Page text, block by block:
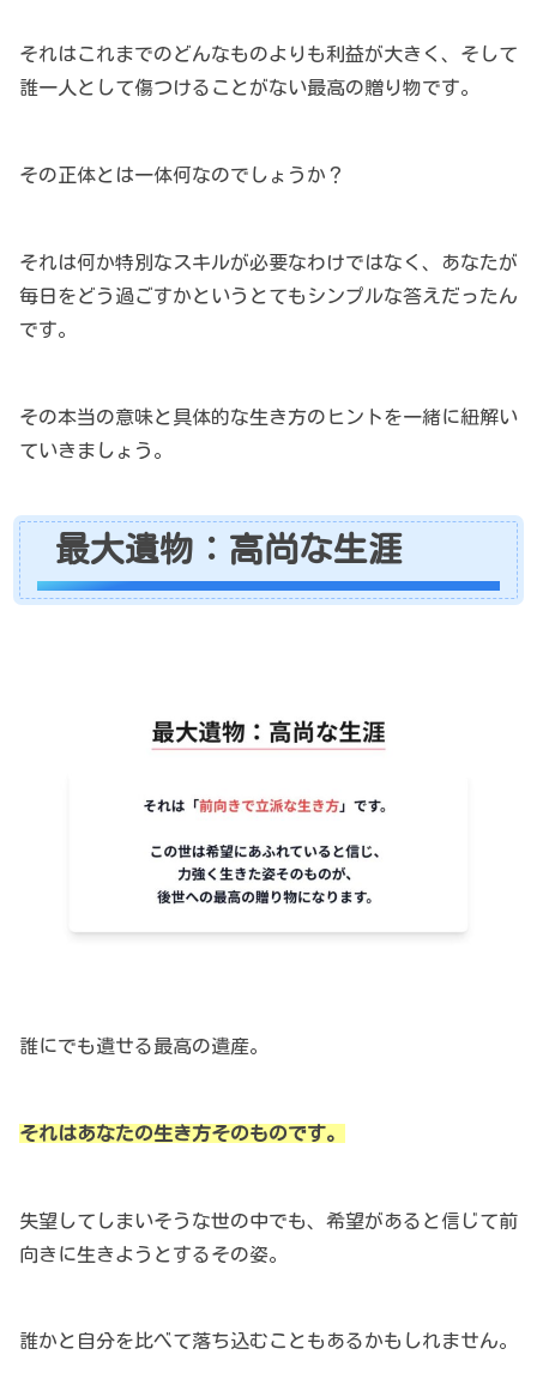
それはこれまでのどんなものよりも利益が大きく、そして
誰一人として傷つけることがない最高の贈り物です。
その正体とは一体何なのでしょうか？
それは何か特別なスキルが必要なわけではなく、あなたが
毎日をどう過ごすかというとてもシンプルな答えだったん
です。
その本当の意味と具体的な生き方のヒントを一緒に紐解い
ていきましょう。
最大遺物：高尚な生涯
誰にでも遺せる最高の遺産。
それはあなたの生き方そのものです。
失望してしまいそうな世の中でも、希望があると信じて前
向きに生きようとするその姿。
誰かと自分を比べて落ち込むこともあるかもしれません。